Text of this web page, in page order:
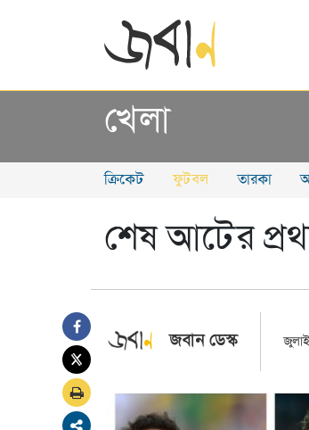
খেলা
ক্রিকেট ফুটবল তারকা
শেষ আটের
জবান ডেস্ক